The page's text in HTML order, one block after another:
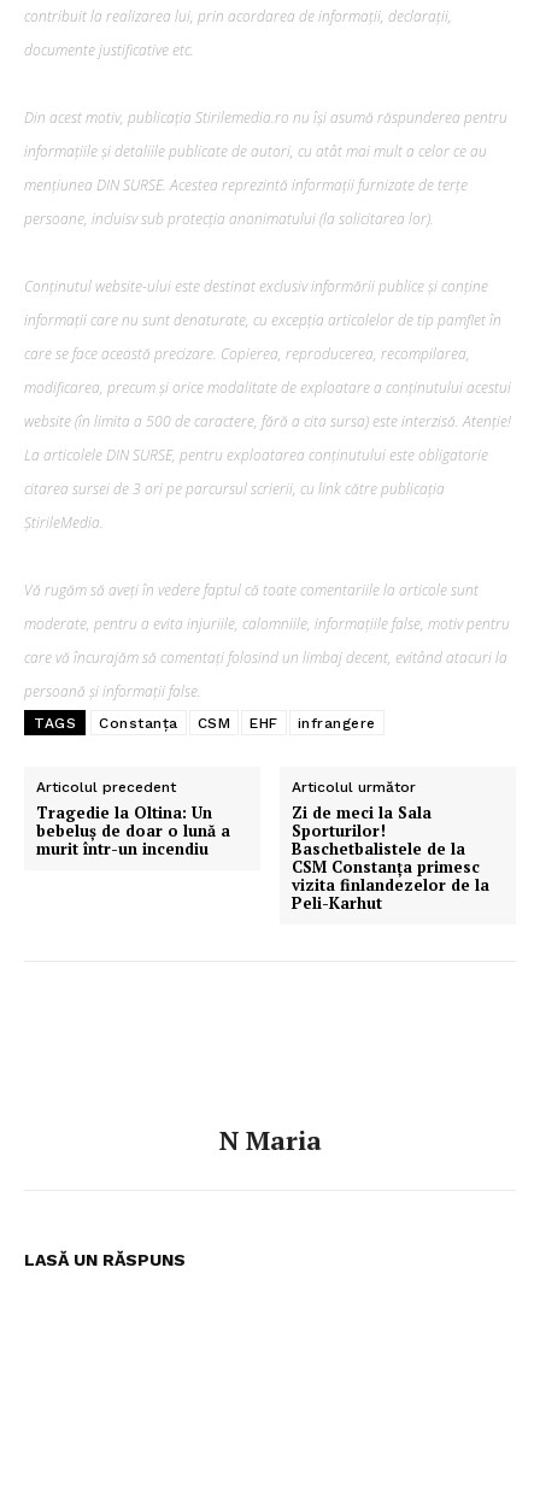
contribuit la realizarea lui, prin acordarea de informații, declarații,
documente justificative etc.
Din acest motiv, publicația Stirilemedia.ro nu își asumă răspunderea pentru
informațiile și detaliile publicate de autori, cu atât mai mult a celor ce au
mențiunea DIN SURSE. Acestea reprezintă informații furnizate de terțe
persoane, incluisv sub protecția anonimatului (la solicitarea lor).
Conținutul website-ului este destinat exclusiv informării publice și conține
informații care nu sunt denaturate, cu excepția articolelor de tip pamflet în
care se face această precizare. Copierea, reproducerea, recompilarea,
modificarea, precum şi orice modalitate de exploatare a conținutului acestui
website (în limita a 500 de caractere, fără a cita sursa) este interzisă. Atenție!
La articolele DIN SURSE, pentru exploatarea conținutului este obligatorie
citarea sursei de 3 ori pe parcursul scrierii, cu link către publicația
ȘtirileMedia.
Vă rugăm să aveți în vedere faptul că toate comentariile la articole sunt
moderate, pentru a evita injuriile, calomniile, informațiile false, motiv pentru
care vă încurajăm să comentați folosind un limbaj decent, evitând atacuri la
persoană și informații false.
TAGS Constanța CSM EHF infrangere
Articolul precedent
Tragedie la Oltina: Un
bebeluş de doar o lună a
murit într-un incendiu
Articolul următor
Zi de meci la Sala
Sporturilor!
Baschetbalistele de la
CSM Constanţa primesc
vizita finlandezelor de la
Peli-Karhut
N Maria
LASĂ UN RĂSPUNS